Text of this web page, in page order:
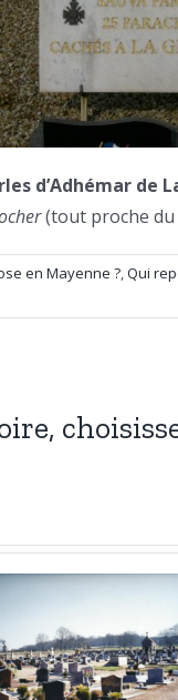
d’Adhémar de
(tout proche du
en Mayenne ?,Qui
6
2026 :